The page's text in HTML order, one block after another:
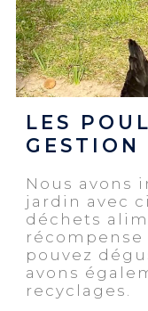
LES
GESTION
Nous avons
jardin avec
déchets
pouvez
avons
recyclages.